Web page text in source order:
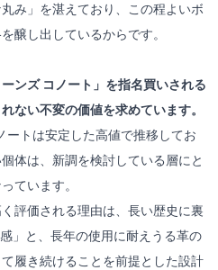
み」を湛えており、この程よいボ
醸し出しているからです。
ンズ コノート」を指名買いされる
ない不変の価値を求めています。
ートは安定した高値で推移してお
体は、新調を検討している層にと
ています。
評価される理由は、長い歴史に裏
」と、長年の使用に耐えうる革の
履き続けることを前提とした設計